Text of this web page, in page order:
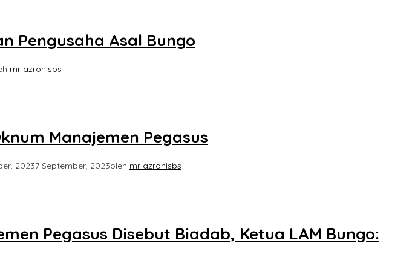
Pengusaha Asal Bungo
mr azronisbs
Manajemen Pegasus
20237 September, 2023oleh mr azronisbs
Pegasus Disebut Biadab, Ketua LAM Bungo: